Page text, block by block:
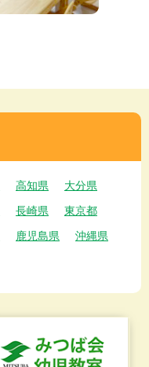
高知県
大分県
長崎県
東京都
鹿児島県
沖縄県